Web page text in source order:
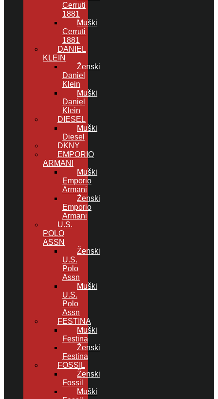
Cerruti
1881
Muški
Cerruti
1881
DANIEL
KLEIN
Ženski
Daniel
Klein
Muški
Daniel
Klein
DIESEL
Muški
Diesel
DKNY
EMPORIO
ARMANI
Muški
Emporio
Armani
Ženski
Emporio
Armani
U.S.
POLO
ASSN
Ženski
U.S.
Polo
Assn
Muški
U.S.
Polo
Assn
FESTINA
Muški
Festina
Ženski
Festina
FOSSIL
Ženski
Fossil
Muški